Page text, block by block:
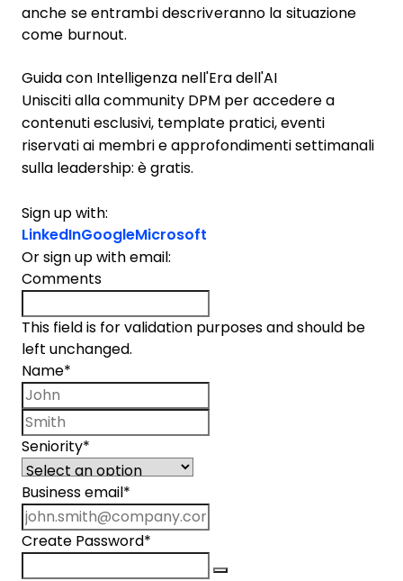
anche se entrambi descriveranno la situazione
come burnout.
Guida con Intelligenza nell'Era dell'AI
Unisciti alla community DPM per accedere a
contenuti esclusivi, template pratici, eventi
riservati ai membri e approfondimenti settimanali
sulla leadership: è gratis.
Sign up with:
LinkedInGoogleMicrosoft
Or sign up with email:
Comments
This field is for validation purposes and should be
left unchanged.
Name*
Seniority*
Business email *
Create Password*